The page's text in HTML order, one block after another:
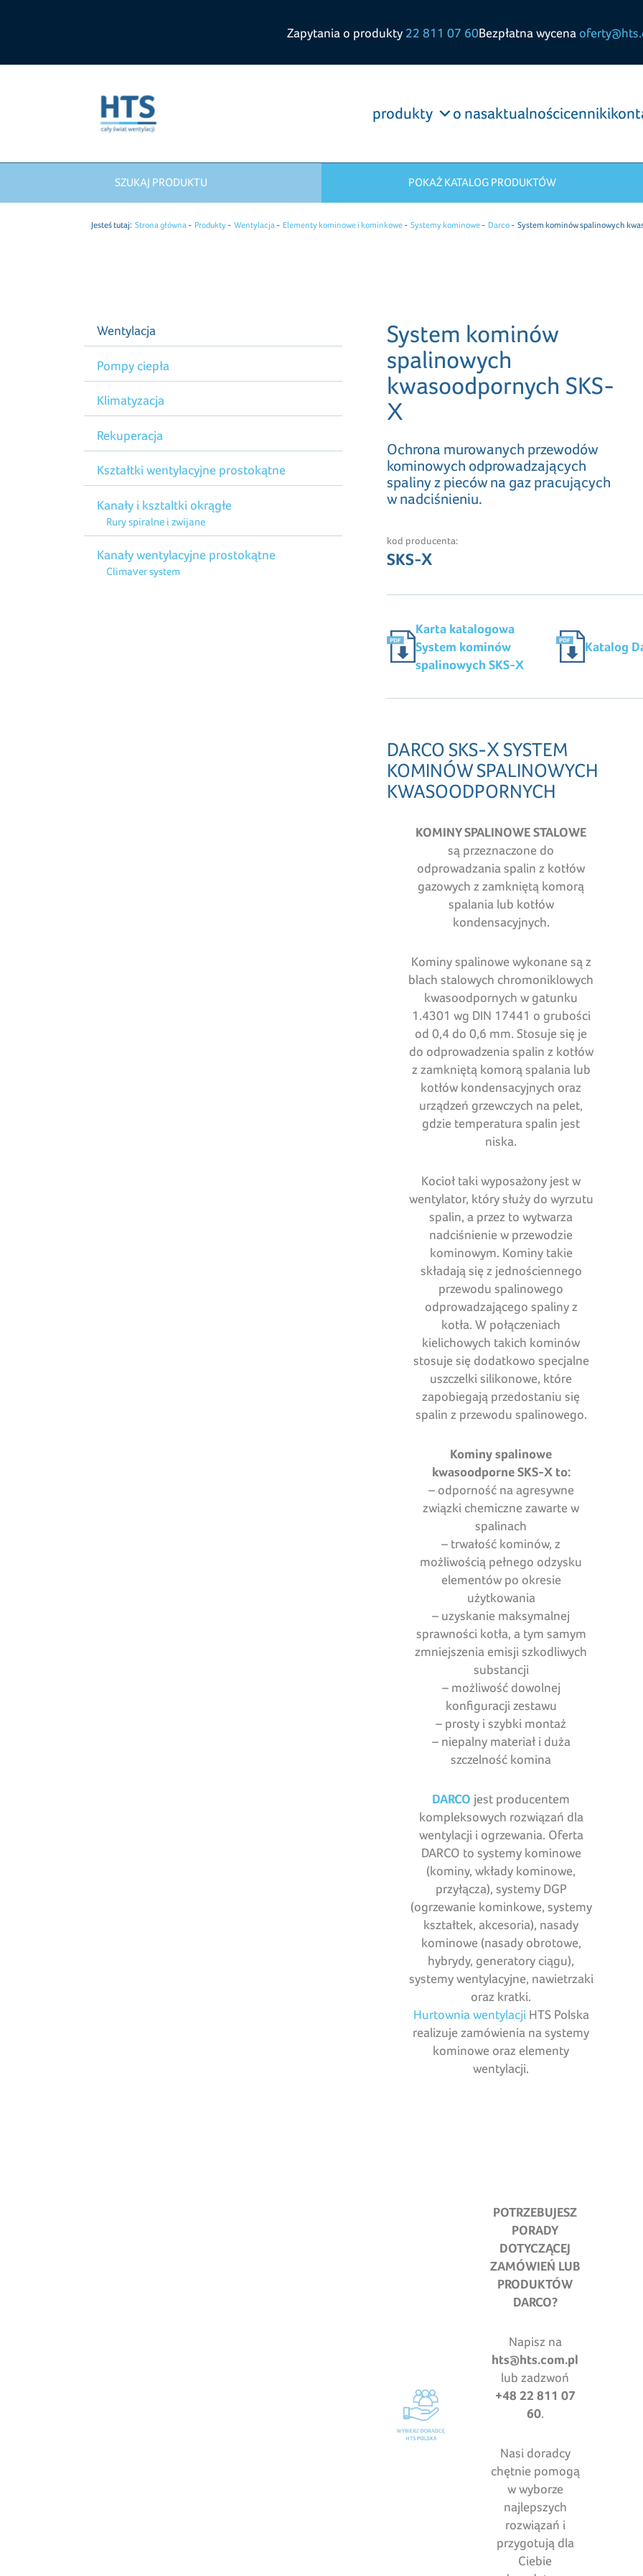
Zapytania o produkty 22 811 07 60Bezpłatna wycena
produkty o nasaktualnościcenniki
SZUKAJ PRODUKTU POKAŻ KATALOG PRODUKTÓW
Jesteś tutaj: Strona główna Produkty Wentylacja Elementy kominowe i kominkowe Systemy kominowe Darco System kominów spalinowych
Wentylacja
Pompy ciepła
Klimatyzacja
Rekuperacja
Kształtki wentylacyjne prostokątne
Kanały i ksztaltki okrągłe
Rury spiralne i zwijane
Kanały wentylacyjne prostokątne
Climaver system
System kominów
spalinowych
kwasoodpornych SKS-
X
Ochrona murowanych przewodów
kominowych odprowadzających
spaliny z pieców na gaz pracujących
w nadciśnieniu.
kod producenta:
SKS-X
Karta katalogowa
System kominów
spalinowych SKS-X
Katalog
DARCO SKS-X SYSTEM
KOMINÓW SPALINOWYCH
KWASOODPORNYCH
KOMINY SPALINOWE STALOWE
są przeznaczone do
odprowadzania spalin z kotłów
gazowych z zamkniętą komorą
spalania lub kotłów
kondensacyjnych.
Kominy spalinowe wykonane są z
blach stalowych chromoniklowych
kwasoodpornych w gatunku
1.4301 wg DIN 17441 o grubości
od 0,4 do 0,6 mm. Stosuje się je
do odprowadzenia spalin z kotłów
z zamkniętą komorą spalania lub
kotłów kondensacyjnych oraz
urządzeń grzewczych na pelet,
gdzie temperatura spalin jest
niska.
Kocioł taki wyposażony jest w
wentylator, który służy do wyrzutu
spalin, a przez to wytwarza
nadciśnienie w przewodzie
kominowym. Kominy takie
składają się z jednościennego
przewodu spalinowego
odprowadzającego spaliny z
kotła. W połączeniach
kielichowych takich kominów
stosuje się dodatkowo specjalne
uszczelki silikonowe, które
zapobiegają przedostaniu się
spalin z przewodu spalinowego.
Kominy spalinowe
kwasoodporne SKS-X to:
– odporność na agresywne
związki chemiczne zawarte w
spalinach
– trwałość kominów, z
możliwością pełnego odzysku
elementów po okresie
użytkowania
– uzyskanie maksymalnej
sprawności kotła, a tym samym
zmniejszenia emisji szkodliwych
substancji
– możliwość dowolnej
konfiguracji zestawu
– prosty i szybki montaż
– niepalny materiał i duża
szczelność komina
DARCO jest producentem
kompleksowych rozwiązań dla
wentylacji i ogrzewania. Oferta
DARCO to systemy kominowe
(kominy, wkłady kominowe,
przyłącza), systemy DGP
(ogrzewanie kominkowe, systemy
kształtek, akcesoria), nasady
kominowe (nasady obrotowe,
hybrydy, generatory ciągu),
systemy wentylacyjne, nawietrzaki
oraz kratki.
Hurtownia wentylacji HTS Polska
realizuje zamówienia na systemy
kominowe oraz elementy
wentylacji.
POTRZEBUJESZ
PORADY
DOTYCZĄCEJ
ZAMÓWIEŃ LUB
PRODUKTÓW
DARCO?
Napisz na
hts@hts.com.pl
lub zadzwoń
+48 22 811 07
60.
Nasi doradcy
chętnie pomogą
w wyborze
najlepszych
rozwiązań i
przygotują dla
Ciebie